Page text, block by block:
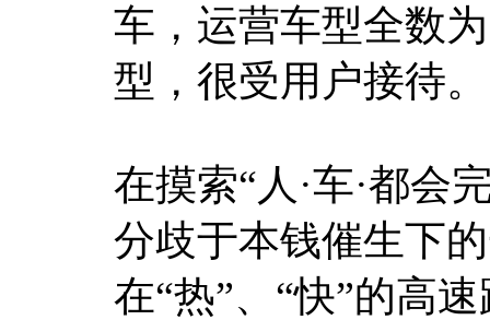
车，运营车型全数
型，很受用户接待。
在摸索“人·车·都会
分歧于本钱催生下
在“热”、“快”的高